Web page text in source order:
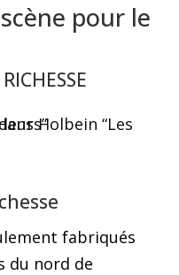
pour le
fabriqués
du nord de